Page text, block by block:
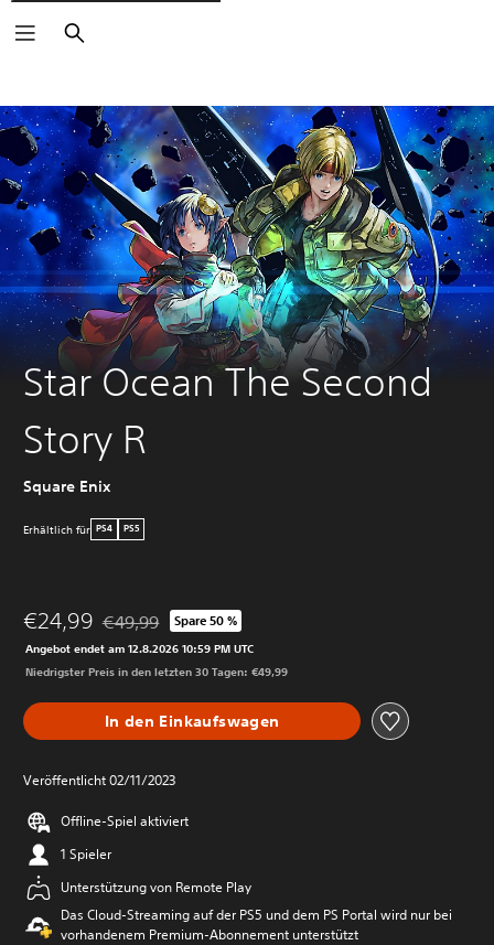
Suchen
Star Ocean The Second
Story R
Square Enix
Erhältlich für PS4 PS5
€24,99 Preisnachlass gegenüber dem Originalpreis von
€49,99 Spare 50 %
Angebot endet am 12.8.2026 10:59 PM UTC
Niedrigster Preis in den letzten 30 Tagen: €49,99
In den Einkaufswagen
Veröffentlicht 02/11/2023
Offline-Spiel aktiviert
1 Spieler
Unterstützung von Remote Play
Das Cloud-Streaming auf der PS5 und dem PS Portal wird nur bei
vorhandenem Premium-Abonnement unterstützt